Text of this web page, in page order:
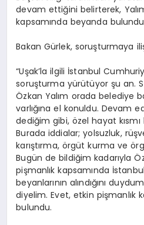
devam ettiğini belirterek,
kapsamında beyanda
Bakan Gürlek, soruşturmaya
“Uşak’la ilgili İstanbul
soruşturma yürütüyor şu an.
Özkan Yalım orada belediye
varlığına el konuldu. Devam
dediğim gibi, özel hayat
Burada iddialar; yolsuzluk,
karıştırma, örgüt kurma ve
Bugün de bildiğim kadarıyla
pişmanlık kapsamında
beyanlarının alındığını
diyelim. Evet, etkin pişmanlık
bulundu.